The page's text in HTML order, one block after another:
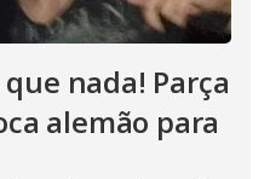
nada! Parça
alemão para